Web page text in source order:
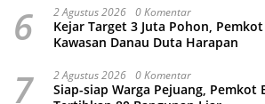
6 2 Agustus 2026 0 Komentar
Kejar Target 3 Juta Pohon,
Kawasan Danau Duta Harapan
7 2 Agustus 2026 0 Komentar
Siap-siap Warga Pejuang, Pemkot